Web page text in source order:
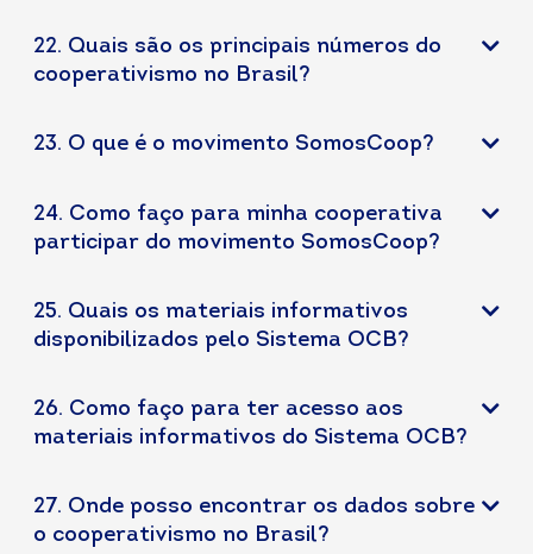
22. Quais são os principais números do
cooperativismo no Brasil?
23. O que é o movimento SomosCoop?
24. Como faço para minha cooperativa
participar do movimento SomosCoop?
25. Quais os materiais informativos
disponibilizados pelo Sistema OCB?
26. Como faço para ter acesso aos
materiais informativos do Sistema OCB?
27. Onde posso encontrar os dados sobre
o cooperativismo no Brasil?